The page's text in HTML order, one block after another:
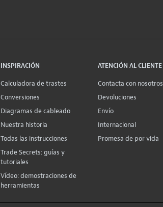
INSPIRACIÓN
Calculadora de trastes
Conversiones
Diagramas de cableado
Nuestra historia
Todas las instrucciones
Trade Secrets: guías y
tutoriales
Vídeo: demostraciones de
herramientas
ATENCIÓN AL CLIENTE
Contacta con nosotros
Devoluciones
Envío
Internacional
Promesa de por vida